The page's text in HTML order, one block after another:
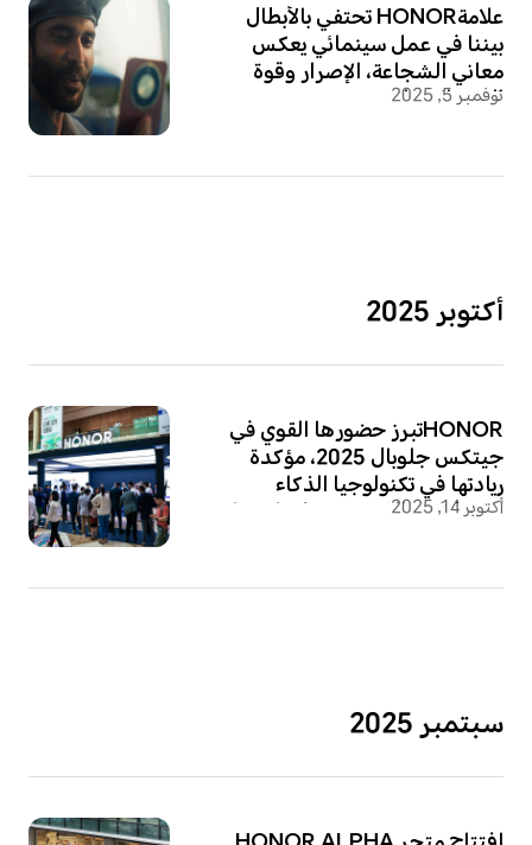
علامةHONOR تحتفي بالأبطال
بيننا في عمل سينمائي يعكس
معاني الشجاعة، الإصرار وقوة
الروح الإنسانية
نوفمبر 5, 2025
أكتوبر 2025
HONORتبرز حضورها القوي في
جيتكس جلوبال 2025، مؤكدة
ريادتها في تكنولوجيا الذكاء
الاصطناعي الذي يركز على الإنسان.
أكتوبر 14, 2025
سبتمبر 2025